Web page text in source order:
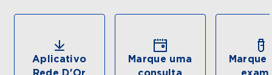
Aplicativo
Marque uma
Marque